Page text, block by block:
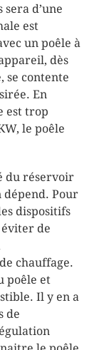
d’une
est
un poêle à
dès
se contente
En
est trop
le poêle
du réservoir
dépend. Pour
dispositifs
de
chauffage.
poêle et
Il y en a
de